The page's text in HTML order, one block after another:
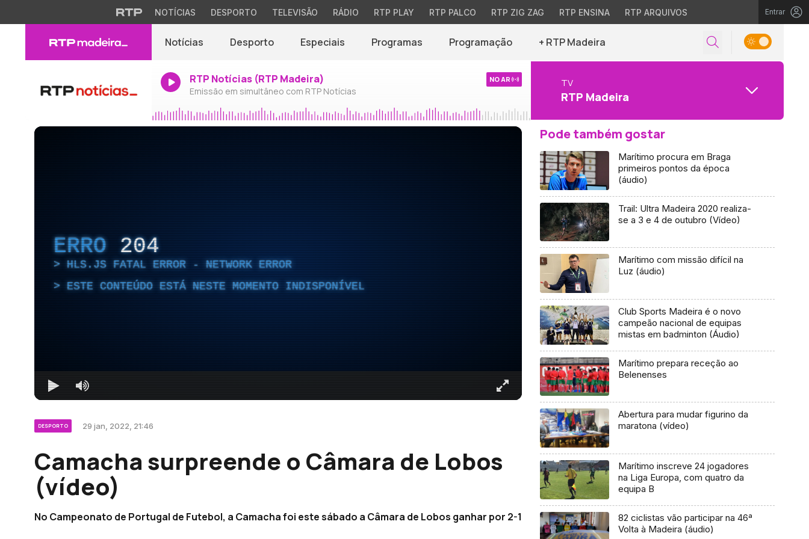
NOTÍCIAS DESPORTO TELEVISÃO RÁDIO RTP PLAY RTP PALCO RTP ZIG ZAG RTP ENSINA RTP ARQUIVOS Entrar
Notícias Desporto Especiais Programas Programação + RTP Madeira
RTP Notícias (RTP Madeira)
Emissão em simultâneo com RTP Notícias
NO AR TV
RTP Madeira
ERRO 204
HLS.JS FATAL ERROR - NETWORK ERROR
ESTE CONTEÚDO ESTÁ NESTE MOMENTO INDISPONÍVEL
DESPORTO 29 jan, 2022, 21:46
Camacha surpreende o Câmara de Lobos
(vídeo)
No Campeonato de Portugal de Futebol, a Camacha foi este sábado a Câmara de Lobos ganhar por 2-1
Pode também gostar
Marítimo procura em Braga
primeiros pontos da época
(áudio)
Trail: Ultra Madeira 2020 realiza-
se a 3 e 4 de outubro (Vídeo)
Marítimo com missão difícil na
Luz (áudio)
Club Sports Madeira é o novo
campeão nacional de equipas
mistas em badminton (Áudio)
Marítimo prepara receção ao
Belenenses
Abertura para mudar figurino da
maratona (vídeo)
Marítimo inscreve 24 jogadores
na Liga Europa, com quatro da
equipa B
82 ciclistas vão participar na 46ª
Volta à Madeira (áudio)